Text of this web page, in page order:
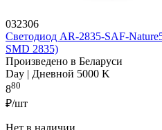
032306
Светодиод AR-2835-SAF-
SMD 2835)
Произведено в Беларуси
Day | Дневной 5000 K
880
₽/шт